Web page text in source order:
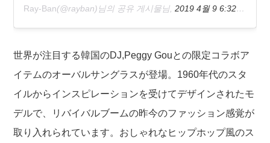
Ray-Ban(@rayban)님의 공유 게시물님,2019 4월 9 6:32오전 PDT
世界が注目する韓国のDJ,Peggy Gouとの限定コラボア
イテムのオーバルサングラスが登場。1960年代のスタ
イルからインスピレーションを受けてデザインされたモ
デルで、リバイバルブームの昨今のファッション感覚が
取り入れられています。おしゃれなヒップホップ風のス